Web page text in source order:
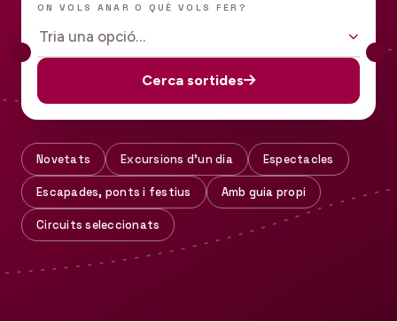
ON VOLS ANAR O QUÈ VOLS FER?
Tria una opció…
Cerca sortides
Novetats Excursions d'un dia Espectacles
Escapades, ponts i festius Amb guia propi
Circuits seleccionats